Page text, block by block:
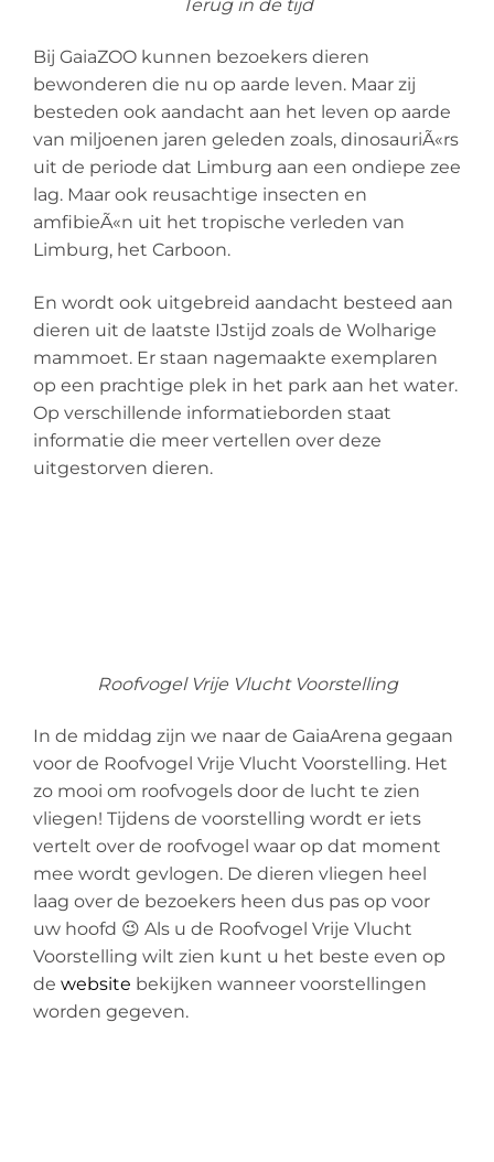
Terug in de tijd
Bij GaiaZOO kunnen bezoekers dieren
bewonderen die nu op aarde leven. Maar zij
besteden ook aandacht aan het leven op aarde
van miljoenen jaren geleden zoals, dinosauriÃ«rs
uit de periode dat Limburg aan een ondiepe zee
lag. Maar ook reusachtige insecten en
amfibieÃ«n uit het tropische verleden van
Limburg, het Carboon.
En wordt ook uitgebreid aandacht besteed aan
dieren uit de laatste IJstijd zoals de Wolharige
mammoet. Er staan nagemaakte exemplaren
op een prachtige plek in het park aan het water.
Op verschillende informatieborden staat
informatie die meer vertellen over deze
uitgestorven dieren.
Roofvogel Vrije Vlucht Voorstelling
In de middag zijn we naar de GaiaArena gegaan
voor de Roofvogel Vrije Vlucht Voorstelling. Het
zo mooi om roofvogels door de lucht te zien
vliegen! Tijdens de voorstelling wordt er iets
vertelt over de roofvogel waar op dat moment
mee wordt gevlogen. De dieren vliegen heel
laag over de bezoekers heen dus pas op voor
uw hoofd 😉 Als u de Roofvogel Vrije Vlucht
Voorstelling wilt zien kunt u het beste even op
de website bekijken wanneer voorstellingen
worden gegeven.